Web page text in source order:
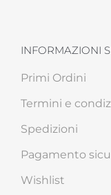
INFORMAZIONI
Primi Ordini
Termini e
Spedizioni
Pagamento
Wishlist